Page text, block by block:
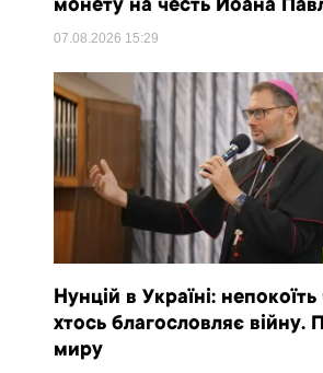
монету на честь Йоана
07.08.2026 15:29
Нунцій в Україні:
хтось благословляє війну.
миру